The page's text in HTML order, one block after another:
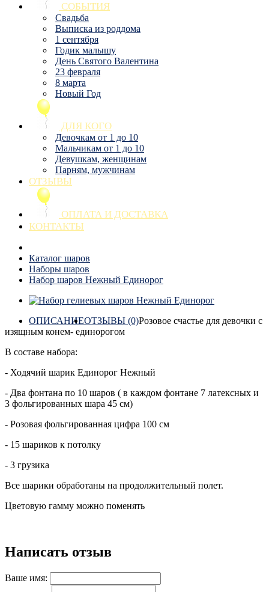
СОБЫТИЯ
Свадьба
Выписка из роддома
1 сентября
Годик малышу
День Святого Валентина
23 февраля
8 марта
Новый Год
ДЛЯ КОГО
Девочкам от 1 до 10
Мальчикам от 1 до 10
Девушкам, женщинам
Парням, мужчинам
ОТЗЫВЫ
ОПЛАТА И ДОСТАВКА
КОНТАКТЫ
Каталог шаров
Наборы шаров
Набор шаров Нежный Единорог
ОПИСАНИЕОТЗЫВЫ (0)Розовое счастье для девочки с
изящным конем- единорогом
В составе набора:
- Ходячий шарик Единорог Нежный
- Два фонтана по 10 шаров ( в каждом фонтане 7 латексных и
3 фольгированных шара 45 см)
- Розовая фольгированная цифра 100 см
- 15 шариков к потолку
- 3 грузика
Все шарики обработаны на продолжительный полет.
Цветовую гамму можно поменять
Написать отзыв
Ваше имя: